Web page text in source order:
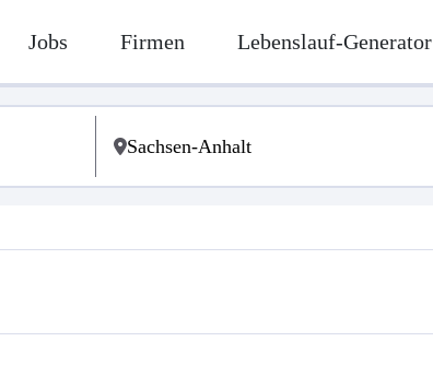
Jobs Firmen Lebenslauf-Generator